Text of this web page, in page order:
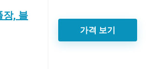
장, 블
가격 보기